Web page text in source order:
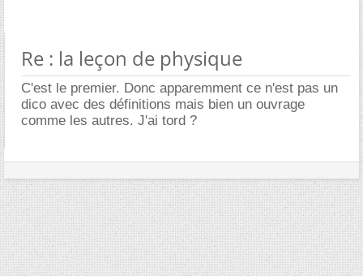
Re : la leçon de physique
C'est le premier. Donc apparemment ce n'est pas un
dico avec des définitions mais bien un ouvrage
comme les autres. J'ai tord ?